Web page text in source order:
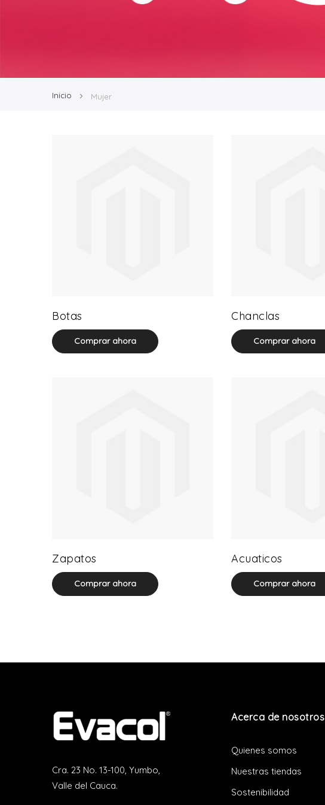
Inicio Mujer
Botas
Comprar ahora
Chanclas
Comprar ahora
Zapatos
Comprar ahora
Acuaticos
Comprar ahora
Cra. 23 No. 13-100, Yumbo,
Valle del Cauca.
Acerca de nosotros
Quienes somos
Nuestras tiendas
Sostenibilidad